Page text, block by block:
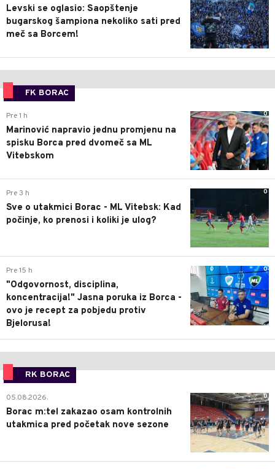
Levski se oglasio: Saopštenje
bugarskog šampiona nekoliko sati pred
meč sa Borcem!
FK BORAC
0
Pre 1 h
Marinović napravio jednu promjenu na
spisku Borca pred dvomeč sa ML
Vitebskom
0
Pre 3 h
Sve o utakmici Borac - ML Vitebsk: Kad
počinje, ko prenosi i koliki je ulog?
0
Pre 15 h
"Odgovornost, disciplina,
koncentracija!" Jasna poruka iz Borca -
ovo je recept za pobjedu protiv
Bjelorusa!
RK BORAC
0
05.08.2026.
Borac m:tel zakazao osam kontrolnih
utakmica pred početak nove sezone